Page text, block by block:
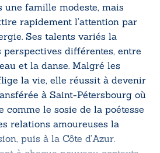
une famille modeste, mais
rapidement l’attention par
Ses talents variés la
perspectives différentes, entre
et la danse. Malgré les
la vie, elle réussit à devenir
à Saint-Pétersbourg où
le sosie de la poétesse
relations amoureuses la
puis à la Côte d’Azur.